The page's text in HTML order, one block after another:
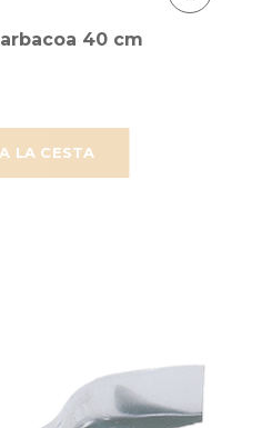
LA CESTA
40 cm